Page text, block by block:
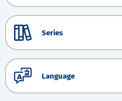
Series
Language